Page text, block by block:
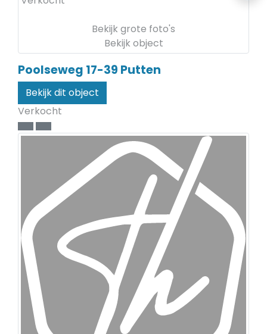
Bekijk grote foto's
Bekijk object
Poolseweg 17-39 Putten
Bekijk dit object
Verkocht